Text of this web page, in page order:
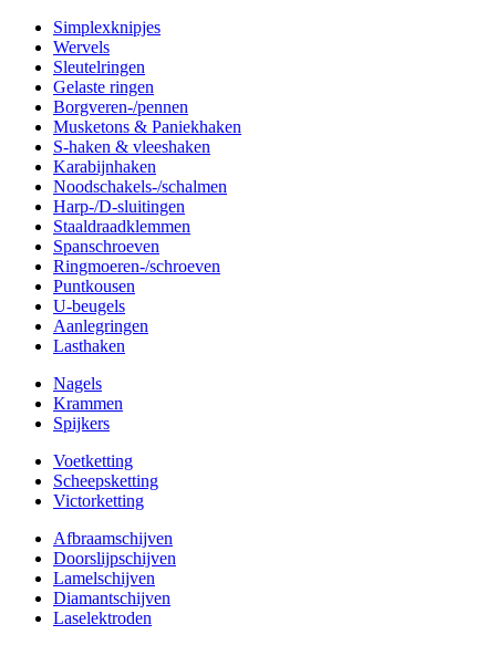
Simplexknipjes
Wervels
Sleutelringen
Gelaste ringen
Borgveren-/pennen
Musketons & Paniekhaken
S-haken & vleeshaken
Karabijnhaken
Noodschakels-/schalmen
Harp-/D-sluitingen
Staaldraadklemmen
Spanschroeven
Ringmoeren-/schroeven
Puntkousen
U-beugels
Aanlegringen
Lasthaken
Nagels
Krammen
Spijkers
Voetketting
Scheepsketting
Victorketting
Afbraamschijven
Doorslijpschijven
Lamelschijven
Diamantschijven
Laselektroden